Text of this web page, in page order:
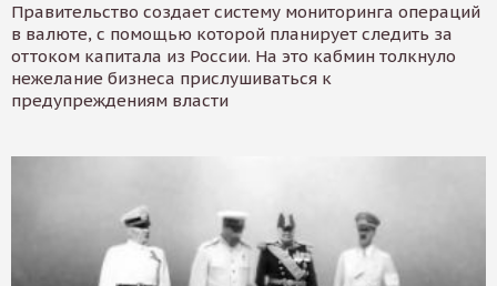
Правительство создает систему мониторинга операций
в валюте, с помощью которой планирует следить за
оттоком капитала из России. На это кабмин толкнуло
нежелание бизнеса прислушиваться к
предупреждениям власти